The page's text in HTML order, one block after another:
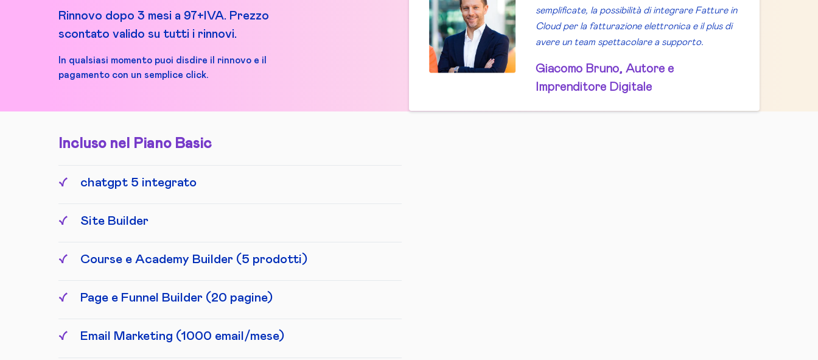
Rinnovo dopo 3 mesi a 97+IVA. Prezzo
scontato valido su tutti i rinnovi.
In qualsiasi momento puoi disdire il rinnovo e il
pagamento con un semplice click.
Incluso nel Piano Basic
chatgpt 5 integrato
Site Builder
Course e Academy Builder (5 prodotti)
Page e Funnel Builder (20 pagine)
Email Marketing (1000 email/mese)
semplificate, la possibilità di integrare Fatture in
Cloud per la fatturazione elettronica e il plus di
avere un team spettacolare a supporto.
Giacomo Bruno, Autore e
Imprenditore Digitale